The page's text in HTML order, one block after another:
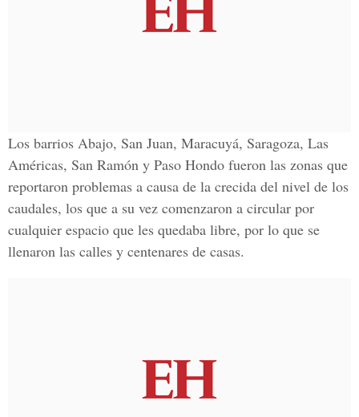
Los barrios Abajo, San Juan, Maracuyá, Saragoza, Las
Américas, San Ramón y Paso Hondo fueron las zonas que
reportaron problemas a causa de la crecida del nivel de los
caudales, los que a su vez comenzaron a circular por
cualquier espacio que les quedaba libre, por lo que se
llenaron las calles y centenares de casas.